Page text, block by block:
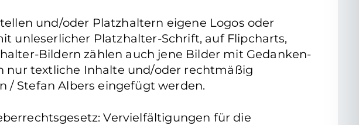
und/oder Platzhaltern eigene Logos oder
unleserlicher Platzhalter-Schrift, auf Flipcharts,
Bildern zählen auch jene Bilder mit Gedanken-
nur textliche Inhalte und/oder rechtmäßig
/ Stefan Albers eingefügt werden.
Vervielfältigungen für die